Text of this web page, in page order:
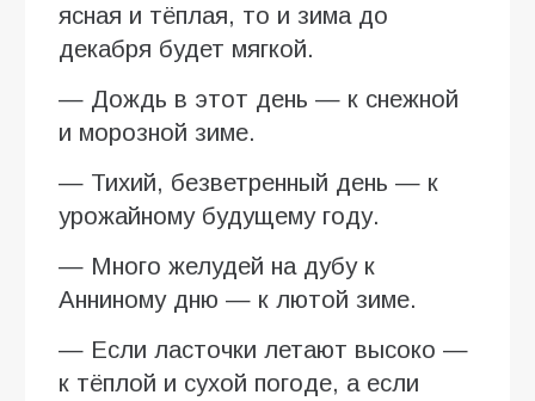
ясная и тёплая, то и зима до
декабря будет мягкой.
— Дождь в этот день — к снежной
и морозной зиме.
— Тихий, безветренный день — к
урожайному будущему году.
— Много желудей на дубу к
Анниному дню — к лютой зиме.
— Если ласточки летают высоко —
к тёплой и сухой погоде, а если